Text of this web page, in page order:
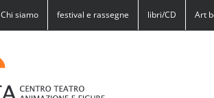
Chi siamo festival e rassegne libri/CD Art